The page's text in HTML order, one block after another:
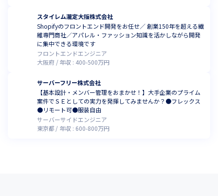
スタイレム瀧定大阪株式会社
Shopifyのフロントエンド開発をお任せ／ 創業150年を超える繊
維専門商社／アパレル・ファッション知識を活かしながら開発
に集中できる環境です
フロントエンドエンジニア
大阪府
年収 : 400-500万円
サーバーフリー株式会社
【基本設計・メンバー管理をおまかせ！】大手企業のプライム
案件でＳＥとしての実力を発揮してみませんか？●フレックス
●リモート可●服装自由
サーバーサイドエンジニア
東京都
年収 : 600-800万円